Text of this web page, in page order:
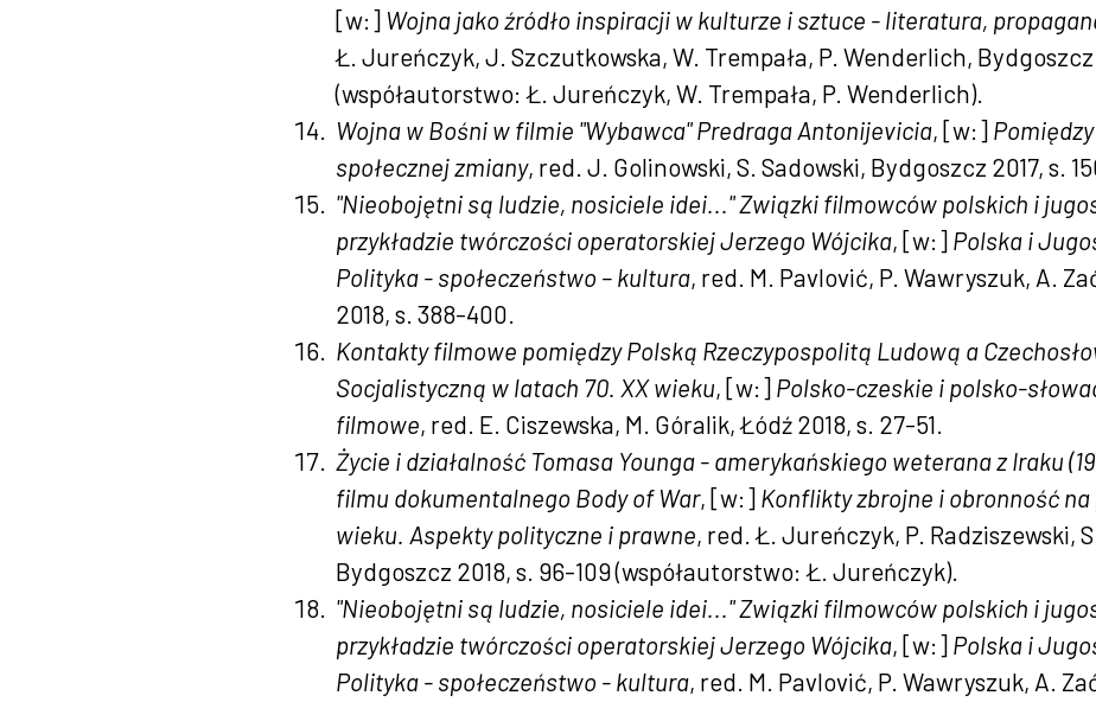
[w:] Wojna jako źródło inspiracji w kulturze i sztuce - literatura,
Ł. Jureńczyk, J. Szczutkowska, W. Trempała, P. Wenderlich, Bydgoszcz
(współautorstwo: Ł. Jureńczyk, W. Trempała, P. Wenderlich).
Wojna w Bośni w filmie "Wybawca" Predraga Antonijevicia, [w:]
społecznej zmiany, red. J. Golinowski, S. Sadowski, Bydgoszcz 2017, s.
"Nieobojętni są ludzie, nosiciele idei..." Związki filmowców polskich i
przykładzie twórczości operatorskiej Jerzego Wójcika, [w:] Polska i
Polityka - społeczeństwo – kultura, red. M. Pavlović, P. Wawryszuk, A.
2018, s. 388-400.
Kontakty filmowe pomiędzy Polską Rzeczypospolitą Ludową a
Socjalistyczną w latach 70. XX wieku, [w:] Polsko-czeskie i polsko-
filmowe, red. E. Ciszewska, M. Góralik, Łódź 2018, s. 27-51.
Życie i działalność Tomasa Younga - amerykańskiego weterana z Iraku
filmu dokumentalnego Body of War, [w:] Konflikty zbrojne i obronność na
wieku. Aspekty polityczne i prawne, red. Ł. Jureńczyk, P. Radziszewski,
Bydgoszcz 2018, s. 96-109 (współautorstwo: Ł. Jureńczyk).
"Nieobojętni są ludzie, nosiciele idei..." Związki filmowców polskich i
przykładzie twórczości operatorskiej Jerzego Wójcika, [w:] Polska i
Polityka - społeczeństwo - kultura, red. M. Pavlović, P. Wawryszuk, A.